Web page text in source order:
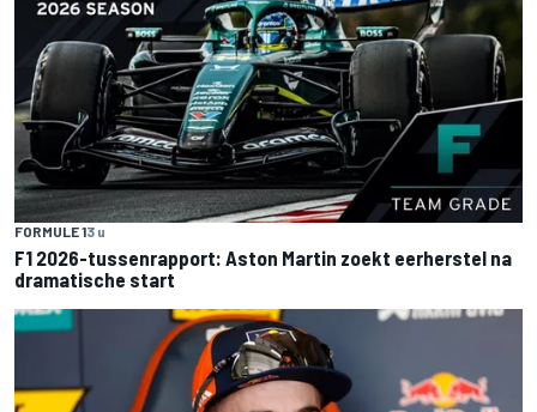
FORMULE 13 u
F1 2026-tussenrapport: Aston Martin zoekt eerherstel na
dramatische start